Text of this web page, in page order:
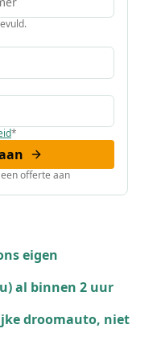
*
offerte aan
eigen
al binnen 2 uur
droomauto, niet